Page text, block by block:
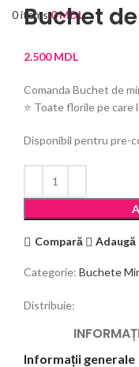
0items 0MDL
Buchet
2.500MDL
Comanda Buchet de
⭐ Toate florile pe
Disponibil pentru pre-
Compară
Categorie: Buchete
Distribuie:
Informații generale